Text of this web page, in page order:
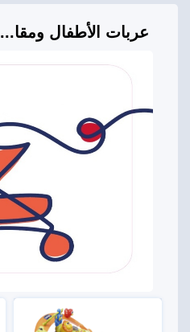
عربات الأطفال ومقا...